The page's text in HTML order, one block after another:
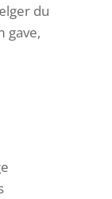
du
gave,